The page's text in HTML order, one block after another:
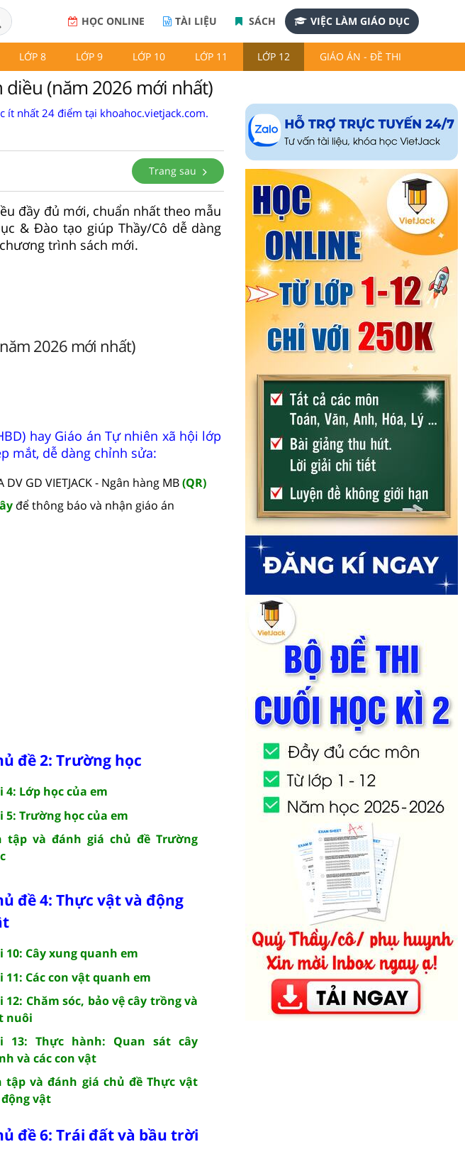
HỌC ONLINE TÀI LIỆU SÁCH VIỆC LÀM GIÁO DỤC
LỚP 8 LỚP 9 LỚP 10 LỚP 11 LỚP 12 GIÁO ÁN - ĐỀ THI
diều (năm 2026 mới nhất)
ít nhất 24 điểm tại khoahoc.vietjack.com.
Trang sau
đầy đủ mới, chuẩn nhất theo mẫu
& Đào tạo giúp Thầy/Cô dễ dàng
trình sách mới.
2026 mới nhất)
hay Giáo án Tự nhiên xã hội lớp
mắt, dễ dàng chỉnh sửa:
DV GD VIETJACK - Ngân hàng MB(QR)
để thông báo và nhận giáo án
đề 2: Trường học
4: Lớp học của em
5: Trường học của em
tập và đánh giá chủ đề Trường
đề 4: Thực vật và động
10: Cây xung quanh em
11: Các con vật quanh em
12: Chăm sóc, bảo vệ cây trồng và
nuôi
13: Thực hành: Quan sát cây
và các con vật
tập và đánh giá chủ đề Thực vật
vật
đề 6: Trái đất và bầu trời